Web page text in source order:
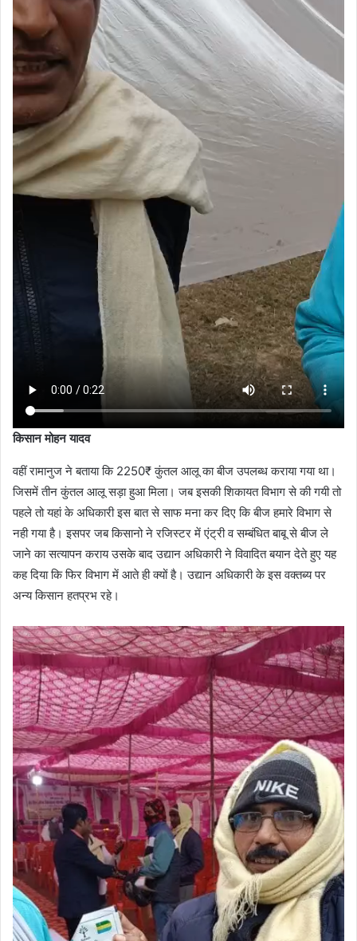
किसान मोहन यादव
वहीं रामानुज ने बताया कि 2250₹ कुंतल आलू का बीज उपलब्ध कराया गया था।
जिसमें तीन कुंतल आलू सड़ा हुआ मिला। जब इसकी शिकायत विभाग से की गयी तो
पहले तो यहां के अधिकारी इस बात से साफ मना कर दिए कि बीज हमारे विभाग से
नही गया है। इसपर जब किसानो ने रजिस्टर में एंट्री व सम्बंधित बाबू से बीज ले
जाने का सत्यापन कराय उसके बाद उद्यान अधिकारी ने विवादित बयान देते हुए यह
कह दिया कि फिर विभाग में आते ही क्यों है। उद्यान अधिकारी के इस वक्तब्य पर
अन्य किसान हतप्रभ रहे।